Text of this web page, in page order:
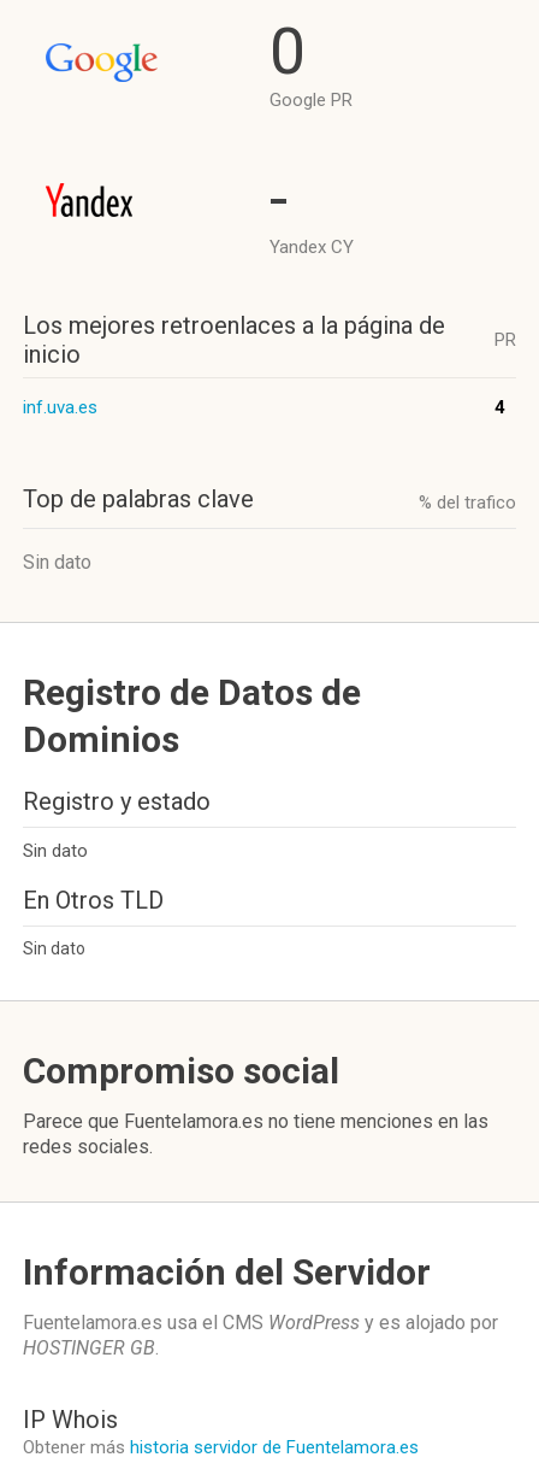
0
Google PR
-
Yandex CY
Los mejores retroenlaces a la página de
inicio
PR
inf.uva.es 4
Top de palabras clave % del trafico
Sin dato
Registro de Datos de
Dominios
Registro y estado
Sin dato
En Otros TLD
Sin dato
Compromiso social
Parece que Fuentelamora.es no tiene menciones en las
redes sociales.
Información del Servidor
Fuentelamora.es usa el CMS WordPress y es alojado por
HOSTINGER GB.
IP Whois
Obtener más historia servidor de Fuentelamora.es